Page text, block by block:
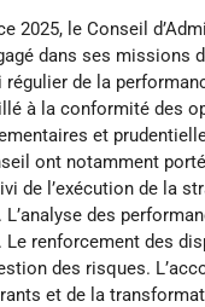
2025, le Conseil
dans ses missions
régulier de la
à la conformité des
et
ont notamment
de l’exécution de la
des
Le renforcement des
des risques.
et de la